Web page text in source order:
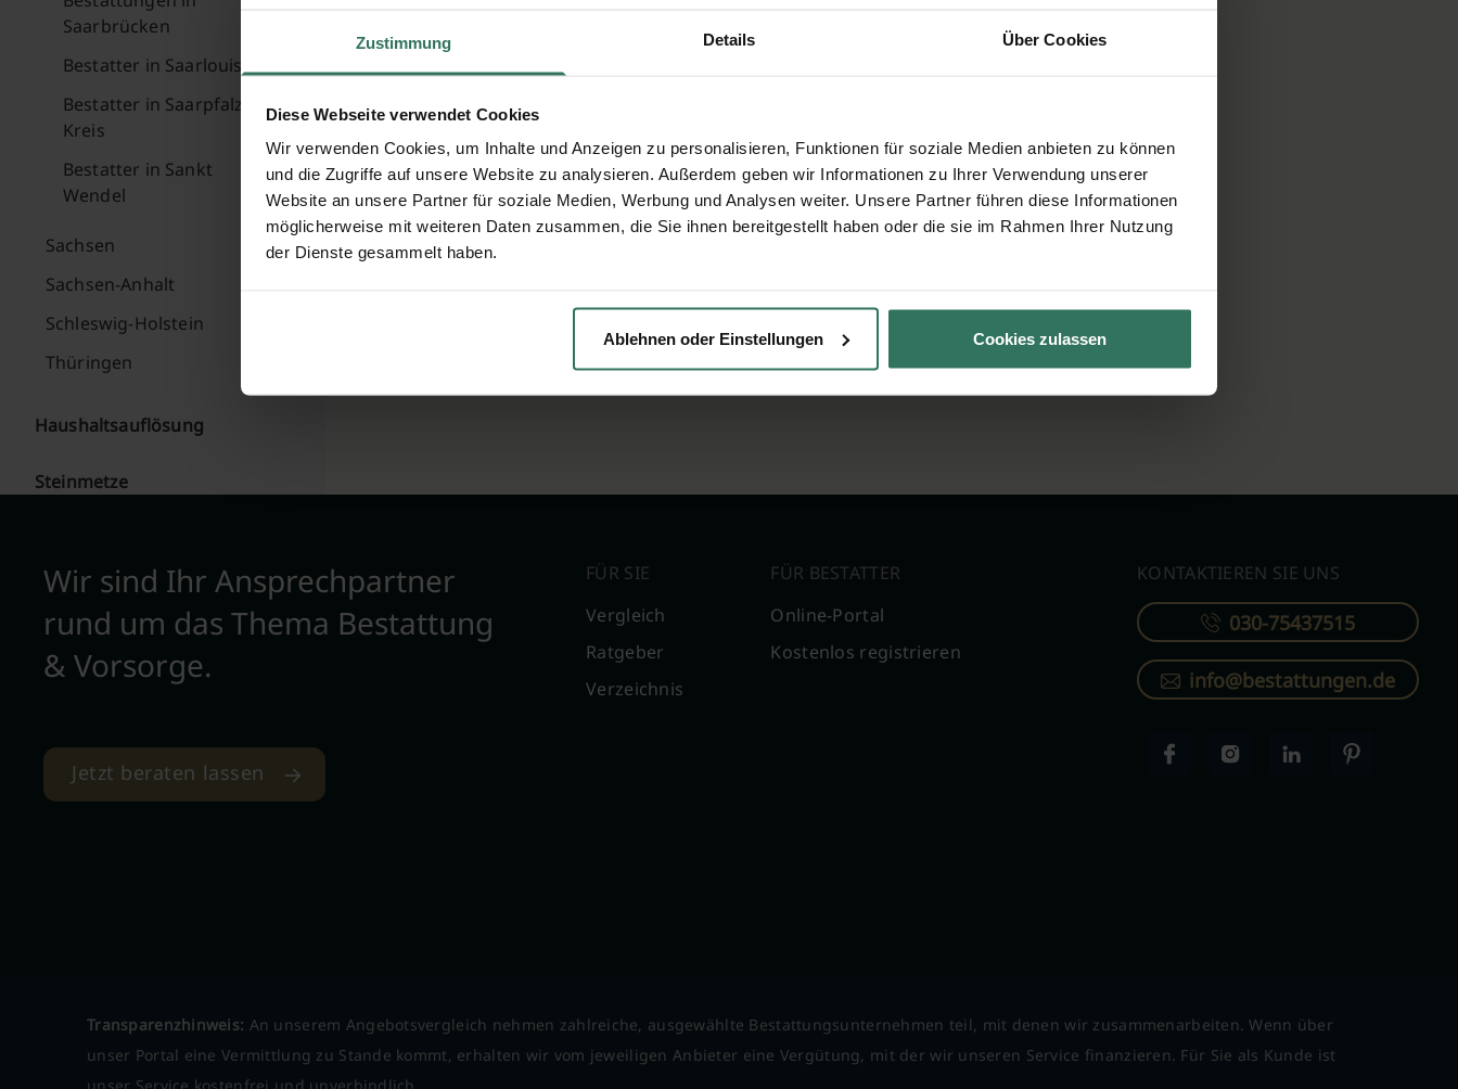
Zustimmung Details Über Cookies
Diese Webseite verwendet Cookies
Wir verwenden Cookies, um Inhalte und Anzeigen zu personalisieren, Funktionen für soziale Medien anbieten zu können
und die Zugriffe auf unsere Website zu analysieren. Außerdem geben wir Informationen zu Ihrer Verwendung unserer
Website an unsere Partner für soziale Medien, Werbung und Analysen weiter. Unsere Partner führen diese Informationen
möglicherweise mit weiteren Daten zusammen, die Sie ihnen bereitgestellt haben oder die sie im Rahmen Ihrer Nutzung
der Dienste gesammelt haben.
Ablehnen oder Einstellungen Cookies zulassen
Saarbrücken
Bestatter in Saarlouis
Bestatter in Saarpfalz-
Kreis
Bestatter in Sankt
Wendel
Sachsen
Sachsen-Anhalt
Schleswig-Holstein
Thüringen
Haushaltsauflösung
Steinmetze
Wir sind Ihr Ansprechpartner
rund um das Thema Bestattung
& Vorsorge.
Jetzt beraten lassen
FÜR SIE
Vergleich
Ratgeber
Verzeichnis
FÜR BESTATTER
Online-Portal
Kostenlos registrieren
KONTAKTIEREN SIE UNS
030-75437515
info@bestattungen.de
Transparenzhinweis: An unserem Angebotsvergleich nehmen zahlreiche, ausgewählte Bestattungsunternehmen teil, mit denen wir zusammenarbeiten. Wenn über
unser Portal eine Vermittlung zu Stande kommt, erhalten wir vom jeweiligen Anbieter eine Vergütung, mit der wir unseren Service finanzieren. Für Sie als Kunde ist